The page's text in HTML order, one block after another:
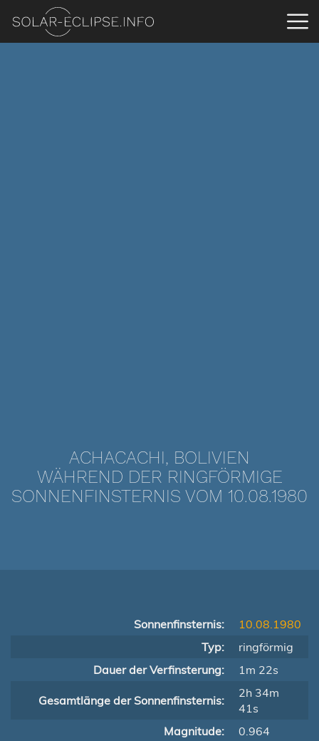
ACHACACHI, BOLIVIEN
WÄHREND DER RINGFÖRMIGE
SONNENFINSTERNIS VOM 10.08.1980
Sonnenfinsternis:
10.08.1980
Typ:
ringförmig
Dauer der Verfinsterung:
1m 22s
Gesamtlänge der Sonnenfinsternis:
2h 34m
41s
Magnitude:
0.964